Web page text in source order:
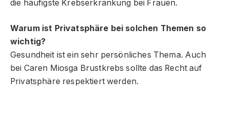
die häufigste Krebserkrankung bei Frauen.
Warum ist Privatsphäre bei solchen Themen so
wichtig?
Gesundheit ist ein sehr persönliches Thema. Auch
bei Caren Miosga Brustkrebs sollte das Recht auf
Privatsphäre respektiert werden.